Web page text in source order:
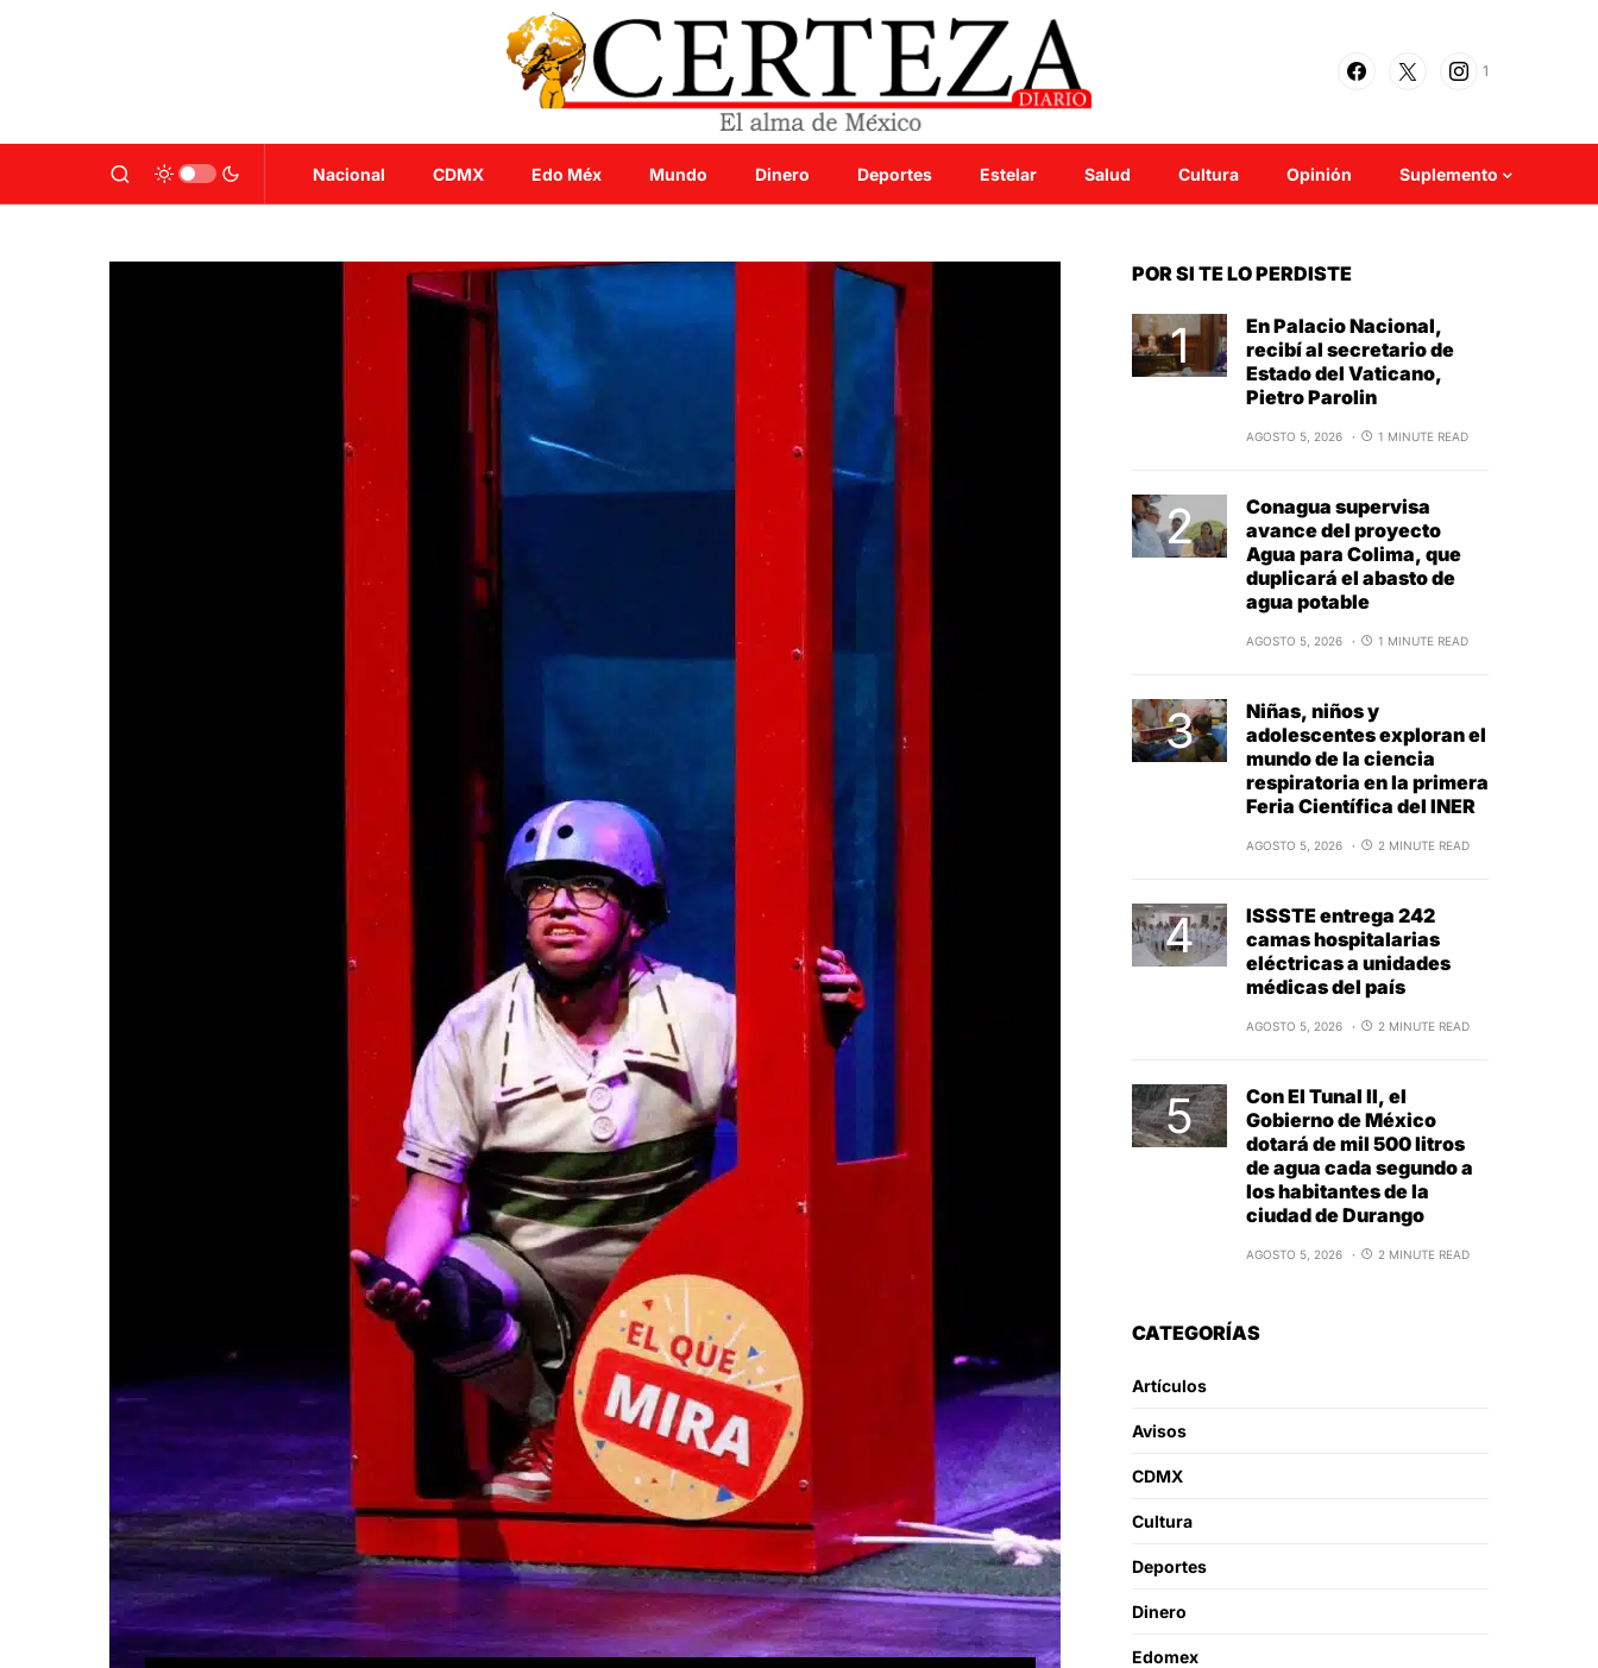
1
Nacional CDMX Edo Méx Mundo Dinero Deportes Estelar Salud Cultura Opinión Suplemento
POR SI TE LO PERDISTE
En Palacio Nacional,
recibí al secretario de
Estado del Vaticano,
Pietro Parolin
AGOSTO 5, 2026 1 MINUTE READ
Conagua supervisa
avance del proyecto
Agua para Colima, que
duplicará el abasto de
agua potable
AGOSTO 5, 2026 1 MINUTE READ
Niñas, niños y
adolescentes exploran el
mundo de la ciencia
respiratoria en la primera
Feria Científica del INER
AGOSTO 5, 2026 2 MINUTE READ
ISSSTE entrega 242
camas hospitalarias
eléctricas a unidades
médicas del país
AGOSTO 5, 2026 2 MINUTE READ
Con El Tunal II, el
Gobierno de México
dotará de mil 500 litros
de agua cada segundo a
los habitantes de la
ciudad de Durango
AGOSTO 5, 2026 2 MINUTE READ
CATEGORÍAS
Artículos
Avisos
CDMX
Cultura
Deportes
Dinero
Edomex